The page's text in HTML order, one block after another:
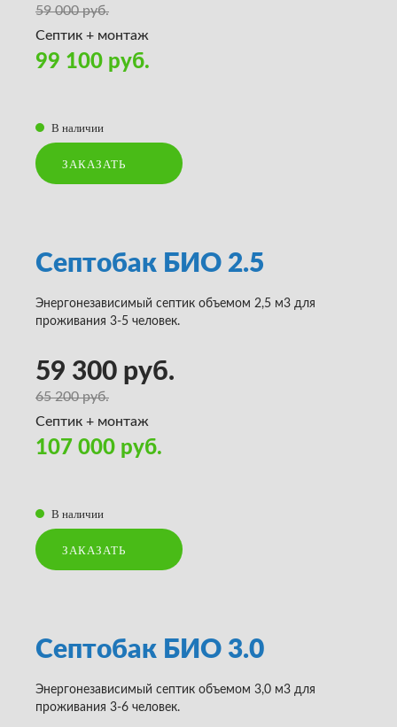
59 000 руб.
Септик + монтаж
99 100 руб.
В наличии
ЗАКАЗАТЬ
Септобак БИО 2.5
Энергонезависимый септик объемом 2,5 м3 для
проживания 3-5 человек.
59 300 руб.
65 200 руб.
Септик + монтаж
107 000 руб.
В наличии
ЗАКАЗАТЬ
Септобак БИО 3.0
Энергонезависимый септик объемом 3,0 м3 для
проживания 3-6 человек.